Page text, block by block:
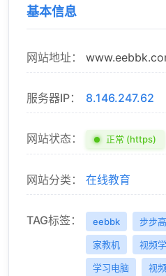
基本信息
网站地址：
服务器IP： 8.146.247.62
网站状态： 正常 (https)
网站分类： 在线教育
TAG标签： eebbk 步步高
家教机 视频
学习电脑 视